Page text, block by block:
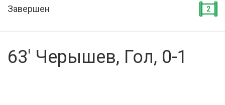
О сайте
Завершен 2
63' Черышев, Гол, 0-1